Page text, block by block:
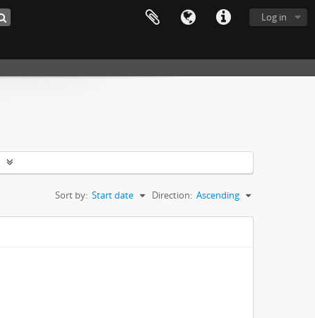
Log in
Sort by: Start date Direction: Ascending